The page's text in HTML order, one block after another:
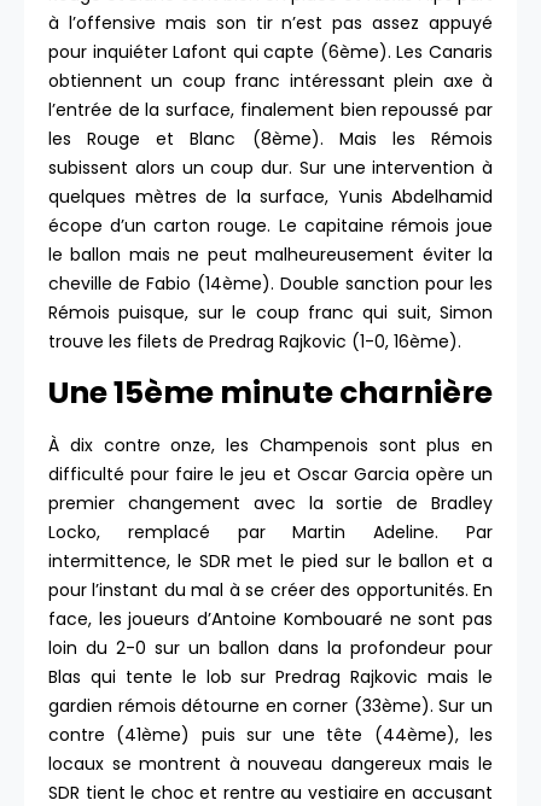
à l’offensive mais son tir n’est pas assez appuyé
pour inquiéter Lafont qui capte (6ème). Les Canaris
obtiennent un coup franc intéressant plein axe à
l’entrée de la surface, finalement bien repoussé par
les Rouge et Blanc (8ème). Mais les Rémois
subissent alors un coup dur. Sur une intervention à
quelques mètres de la surface, Yunis Abdelhamid
écope d’un carton rouge. Le capitaine rémois joue
le ballon mais ne peut malheureusement éviter la
cheville de Fabio (14ème). Double sanction pour les
Rémois puisque, sur le coup franc qui suit, Simon
trouve les filets de Predrag Rajkovic (1-0, 16ème).
Une 15ème minute charnière
À dix contre onze, les Champenois sont plus en
difficulté pour faire le jeu et Oscar Garcia opère un
premier changement avec la sortie de Bradley
Locko, remplacé par Martin Adeline. Par
intermittence, le SDR met le pied sur le ballon et a
pour l’instant du mal à se créer des opportunités. En
face, les joueurs d’Antoine Kombouaré ne sont pas
loin du 2-0 sur un ballon dans la profondeur pour
Blas qui tente le lob sur Predrag Rajkovic mais le
gardien rémois détourne en corner (33ème). Sur un
contre (41ème) puis sur une tête (44ème), les
locaux se montrent à nouveau dangereux mais le
SDR tient le choc et rentre au vestiaire en accusant